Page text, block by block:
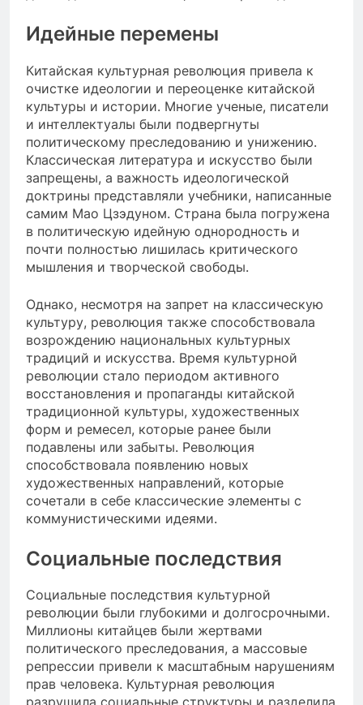
Идейные перемены
Китайская культурная революция привела к
очистке идеологии и переоценке китайской
культуры и истории. Многие ученые, писатели
и интеллектуалы были подвергнуты
политическому преследованию и унижению.
Классическая литература и искусство были
запрещены, а важность идеологической
доктрины представляли учебники, написанные
самим Мао Цзэдуном. Страна была погружена
в политическую идейную однородность и
почти полностью лишилась критического
мышления и творческой свободы.
Однако, несмотря на запрет на классическую
культуру, революция также способствовала
возрождению национальных культурных
традиций и искусства. Время культурной
революции стало периодом активного
восстановления и пропаганды китайской
традиционной культуры, художественных
форм и ремесел, которые ранее были
подавлены или забыты. Революция
способствовала появлению новых
художественных направлений, которые
сочетали в себе классические элементы с
коммунистическими идеями.
Социальные последствия
Социальные последствия культурной
революции были глубокими и долгосрочными.
Миллионы китайцев были жертвами
политического преследования, а массовые
репрессии привели к масштабным нарушениям
прав человека. Культурная революция